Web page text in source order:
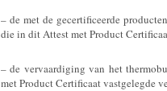
– de met de gecertificeerde
die in dit Attest met Product
– de vervaardiging van het
met Product Certificaat vastgelegde